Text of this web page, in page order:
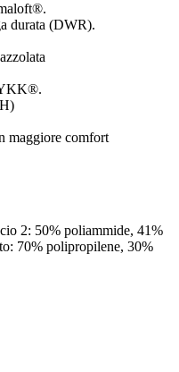
durata (DWR).
YKK®.
maggiore comfort
2: 50% poliammide, 41%
70% polipropilene, 30%